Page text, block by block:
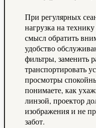
При регулярных
нагрузка на
смысл обратить
удобство
фильтры, заменить
транспортировать
просмотры
понимаете, как
линзой, проектор
изображения и не
забот.